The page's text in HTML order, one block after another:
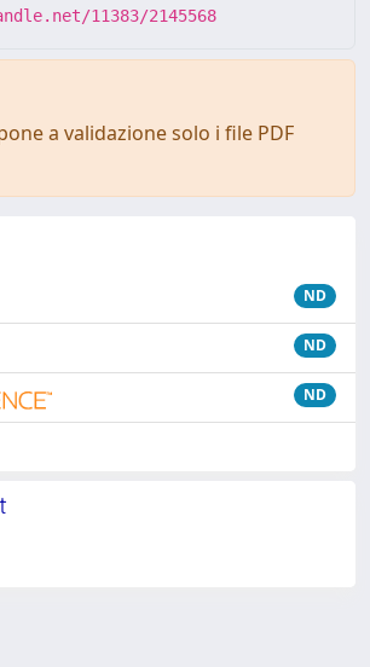
11383/2145568
a validazione solo i file PDF
ND
ND
ND